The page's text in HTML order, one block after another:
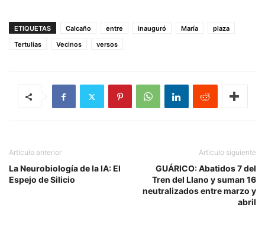
ETIQUETAS Calcaño entre inauguró María
plaza
Tertulias
Vecinos versos
Artículo anterior
La Neurobiología de la IA: El
Espejo de Silicio
Artículo siguiente
GUÁRICO: Abatidos 7 del
Tren del Llano y suman 16
neutralizados entre marzo y
abril